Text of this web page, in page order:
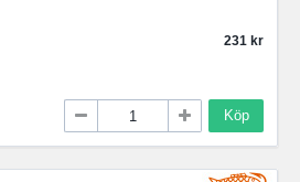
231
Köp